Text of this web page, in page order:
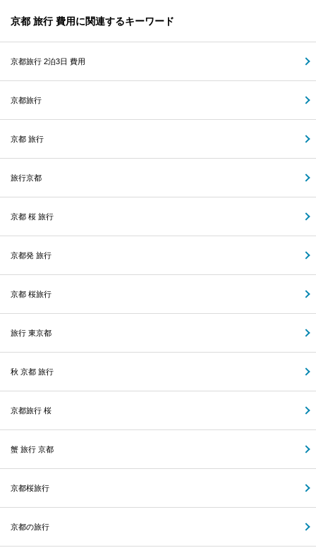
京都 旅行 費用に関連するキーワード
京都旅行 2泊3日 費用
京都旅行
京都 旅行
旅行京都
京都 桜 旅行
京都発 旅行
京都 桜旅行
旅行 東京都
秋 京都 旅行
京都旅行 桜
蟹 旅行 京都
京都桜旅行
京都の旅行